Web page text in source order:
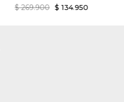
$ 269.900 $ 134.950